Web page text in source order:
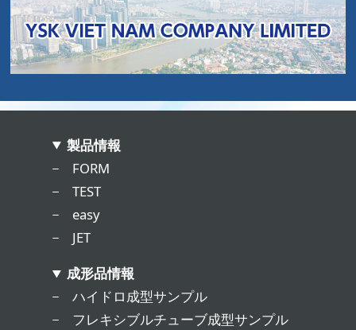
製品情報
FORM
TEST
easy
JET
成形品情報
ハイドロ成型サンプル
フレキシブルチューブ成型サンプル